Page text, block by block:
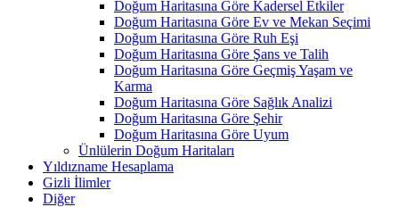
Doğum Haritasına Göre Kadersel Etkiler
Doğum Haritasına Göre Ev ve Mekan Seçimi
Doğum Haritasına Göre Ruh Eşi
Doğum Haritasına Göre Şans ve Talih
Doğum Haritasına Göre Geçmiş Yaşam ve
Karma
Doğum Haritasına Göre Sağlık Analizi
Doğum Haritasına Göre Şehir
Doğum Haritasına Göre Uyum
Ünlülerin Doğum Haritaları
Yıldızname Hesaplama
Gizli İlimler
Diğer